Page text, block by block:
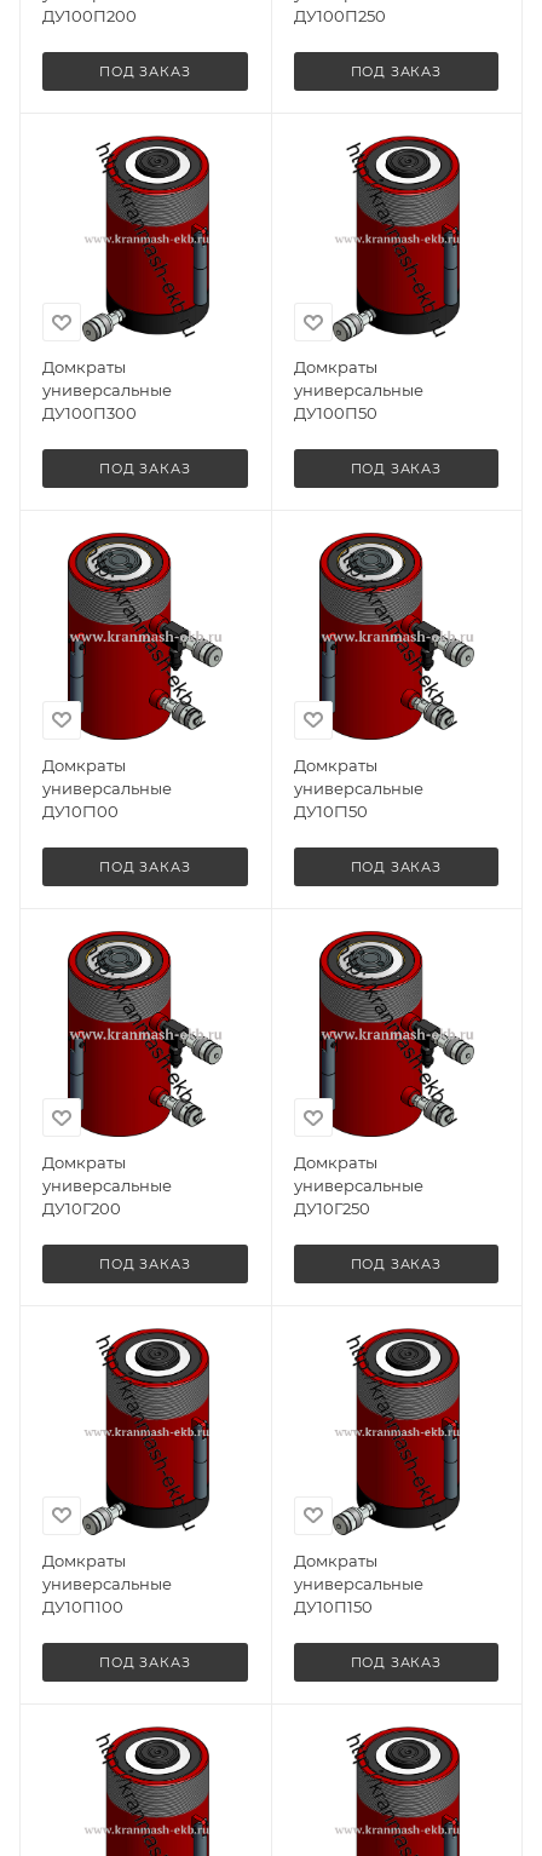
ДУ100П200
ПОД ЗАКАЗ
ДУ100П250
ПОД ЗАКАЗ
Домкраты
универсальные
ДУ100П300
ПОД ЗАКАЗ
Домкраты
универсальные
ДУ100П50
ПОД ЗАКАЗ
Домкраты
универсальные
ДУ10Г100
ПОД ЗАКАЗ
Домкраты
универсальные
ДУ10Г150
ПОД ЗАКАЗ
Домкраты
универсальные
ДУ10Г200
ПОД ЗАКАЗ
Домкраты
универсальные
ДУ10Г250
ПОД ЗАКАЗ
Домкраты
универсальные
ДУ10П100
ПОД ЗАКАЗ
Домкраты
универсальные
ДУ10П150
ПОД ЗАКАЗ